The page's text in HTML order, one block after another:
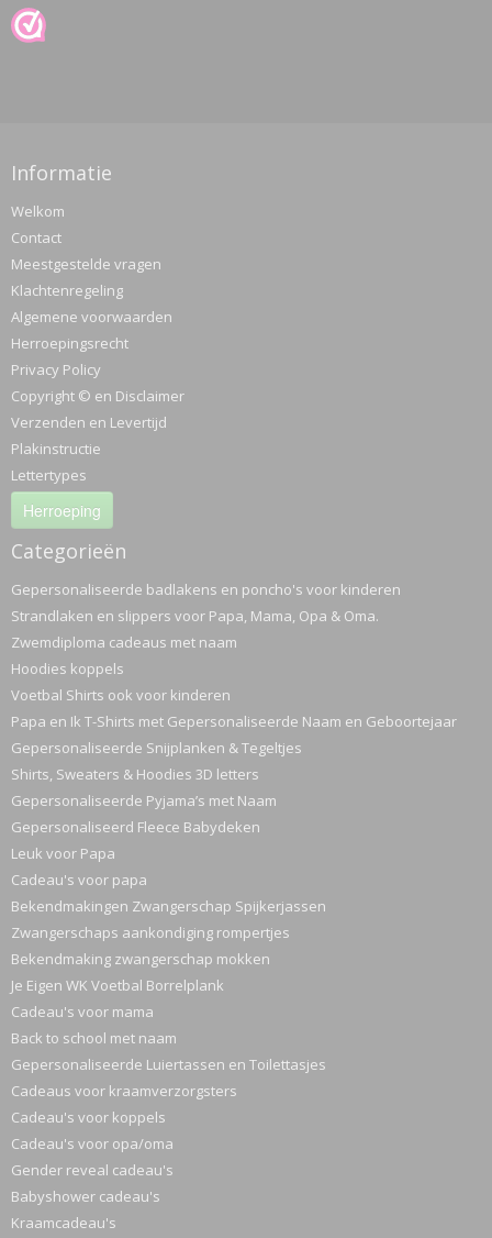
Informatie
Welkom
Contact
Meestgestelde vragen
Klachtenregeling
Algemene voorwaarden
Herroepingsrecht
Privacy Policy
Copyright © en Disclaimer
Verzenden en Levertijd
Plakinstructie
Lettertypes
Herroeping
Categorieën
Gepersonaliseerde badlakens en poncho's voor kinderen
Strandlaken en slippers voor Papa, Mama, Opa & Oma.
Zwemdiploma cadeaus met naam
Hoodies koppels
Voetbal Shirts ook voor kinderen
Papa en Ik T-Shirts met Gepersonaliseerde Naam en Geboortejaar
Gepersonaliseerde Snijplanken & Tegeltjes
Shirts, Sweaters & Hoodies 3D letters
Gepersonaliseerde Pyjama’s met Naam
Gepersonaliseerd Fleece Babydeken
Leuk voor Papa
Cadeau's voor papa
Bekendmakingen Zwangerschap Spijkerjassen
Zwangerschaps aankondiging rompertjes
Bekendmaking zwangerschap mokken
Je Eigen WK Voetbal Borrelplank
Cadeau's voor mama
Back to school met naam
Gepersonaliseerde Luiertassen en Toilettasjes
Cadeaus voor kraamverzorgsters
Cadeau's voor koppels
Cadeau's voor opa/oma
Gender reveal cadeau's
Babyshower cadeau's
Kraamcadeau's